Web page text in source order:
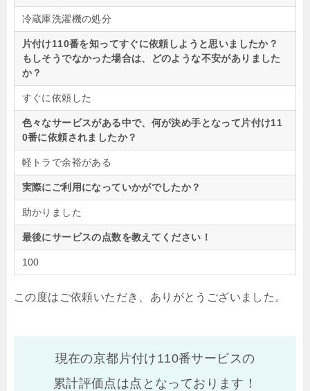
冷蔵庫洗濯機の処分
片付け110番を知ってすぐに依頼しようと思いましたか？
もしそうでなかった場合は、どのような不安がありました
か？
すぐに依頼した
色々なサービスがある中で、何が決め手となって片付け11
0番に依頼されましたか？
軽トラで余裕がある
実際にご利用になっていかがでしたか？
助かりました
最後にサービスの点数を教えてください！
100
この度はご依頼いただき、ありがとうございました。
現在の京都片付け110番サービスの
累計評価点は点となっております！